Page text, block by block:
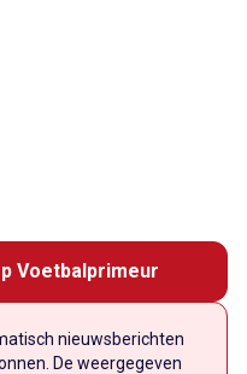
Voetbalprimeur
nieuwsberichten
De weergegeven